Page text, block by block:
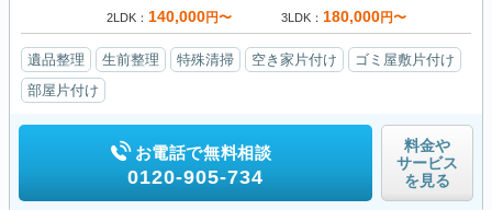
2LDK 140,000円〜 3LDK 180,000円〜
遺品整理 生前整理 特殊清掃 空き家片付け
ゴミ屋敷片付け
部屋片付け
お電話で無料相談
0120-905-734
料金や
サービス
を見る